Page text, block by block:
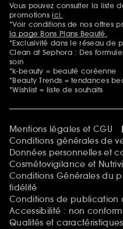
Mentions
Vous pouvez consulter la liste
promotionsici.
*Voir conditions de nos offres
la page Bons Plans Beauté.
*Exclusivité dans le réseau de
Clean at Sephora : Des
soin
*k-beauty = beauté coréenne
*Beauty Trends = tendances
*Wishlist = liste de souhaits
Mentions légales et CGU
Conditions générales de
Données personnelles et
Cosmétovigilance et
Conditions Générales du
fidélité
Conditions de publication
Accessibilité : non
Qualités et caractéristiques